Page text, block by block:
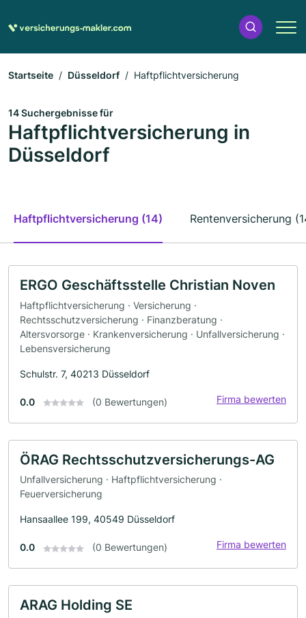
Startseite Düsseldorf Haftpflichtversicherung
14 Suchergebnisse für
Haftpflichtversicherung in
Düsseldorf
Haftpflichtversicherung (14) Rentenversicherung
ERGO Geschäftsstelle Christian Noven
Haftpflichtversicherung · Versicherung ·
Rechtsschutzversicherung · Finanzberatung ·
Altersvorsorge · Krankenversicherung · Unfallversicherung ·
Lebensversicherung
Schulstr. 7, 40213 Düsseldorf
0.0 (0 Bewertungen) Firma bewerten
ÖRAG Rechtsschutzversicherungs-AG
Unfallversicherung · Haftpflichtversicherung ·
Feuerversicherung
Hansaallee 199, 40549 Düsseldorf
0.0 (0 Bewertungen) Firma bewerten
ARAG Holding SE